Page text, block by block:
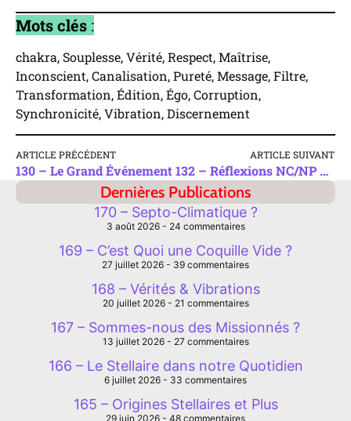
Mots clés :
chakra, Souplesse, Vérité, Respect, Maîtrise,
Inconscient, Canalisation, Pureté, Message, Filtre,
Transformation, Édition, Égo, Corruption,
Synchronicité, Vibration, Discernement
ARTICLE PRÉCÉDENT
130 – Le Grand Événement
ARTICLE SUIVANT
132 – Réflexions NC/NP & Couleurs/Octaves/Notes
Dernières Publications
170 – Septo-Climatique ?
3 août 2026 24 commentaires
169 – C’est Quoi une Coquille Vide ?
27 juillet 2026 39 commentaires
168 – Vérités & Vibrations
20 juillet 2026 21 commentaires
167 – Sommes-nous des Missionnés ?
13 juillet 2026 27 commentaires
166 – Le Stellaire dans notre Quotidien
6 juillet 2026 33 commentaires
165 – Origines Stellaires et Plus
29 juin 2026 48 commentaires